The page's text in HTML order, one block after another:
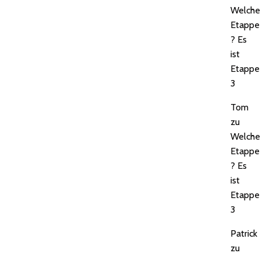
Welche
Etappe
? Es
ist
Etappe
3
Tom
zu
Welche
Etappe
? Es
ist
Etappe
3
Patrick
zu